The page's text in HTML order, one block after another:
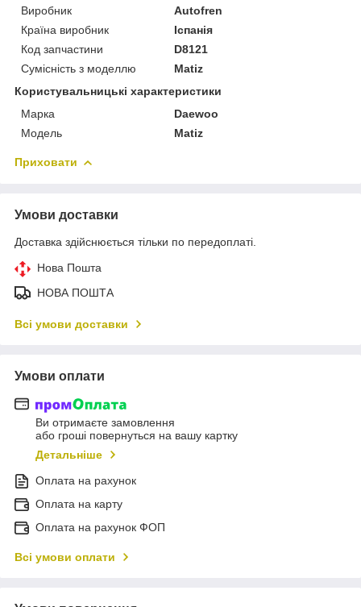
Виробник
Autofren
Країна виробник
Іспанія
Код запчастини
D8121
Сумісність з моделлю
Matiz
Користувальницькі характеристики
Марка
Daewoo
Модель
Matiz
Приховати
Умови доставки
Доставка здійснюється тільки по передоплаті.
Нова Пошта
НОВА ПОШТА
Всі умови доставки
Умови оплати
Ви отримаєте замовлення
або гроші повернуться на вашу картку
Детальніше
Оплата на рахунок
Оплата на карту
Оплата на рахунок ФОП
Всі умови оплати